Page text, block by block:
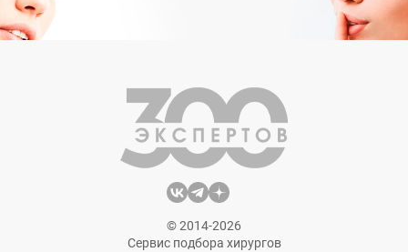
© 2014-2026
Сервис подбора хирургов